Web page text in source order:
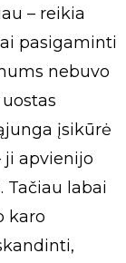
– reikia
pasigaminti
nebuvo
įsikūrė
ji apvienijo
Tačiau labai
karo